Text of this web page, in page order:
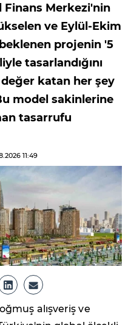
Finans Merkezi'nin
ve Eylül-Ekim
beklenen projenin '5
tasarlandığını
değer katan her şey
model sakinlerine
tasarrufu
11:49
alışveriş ve